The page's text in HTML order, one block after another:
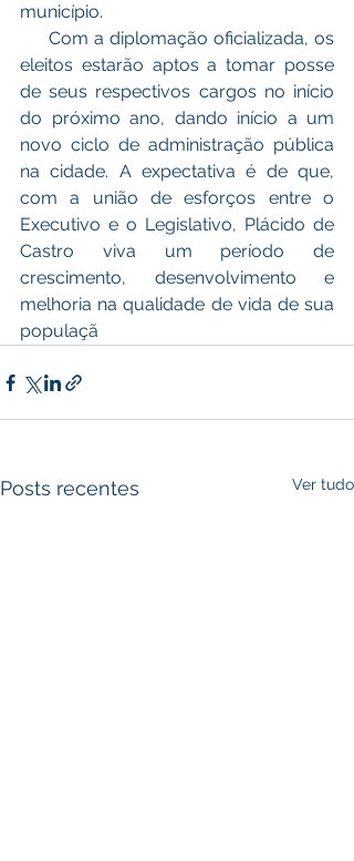
município.
eleitos estarão aptos a tomar posse
de seus respectivos cargos no início
do próximo ano, dando início a um
novo ciclo de administração pública
na cidade. A expectativa é de que,
com a união de esforços entre o
Executivo e o Legislativo, Plácido de
Castro viva um período de
crescimento, desenvolvimento e
melhoria na qualidade de vida de sua
populaçã
Posts recentes Ver tudo